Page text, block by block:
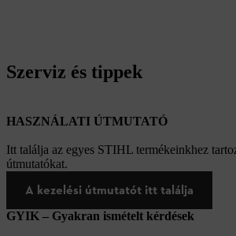
Szerviz és tippek
HASZNÁLATI ÚTMUTATÓ
Itt találja az egyes STIHL termékeinkhez
útmutatókat.
A kezelési útmutatót itt találja
GYIK – Gyakran ismételt kérdések